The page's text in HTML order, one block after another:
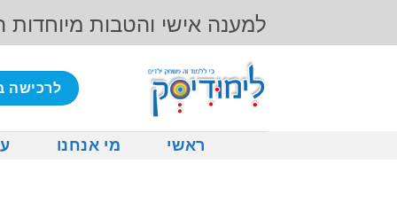
למענה אישי והטבות
לרכישה
ראשי מי אנחנו